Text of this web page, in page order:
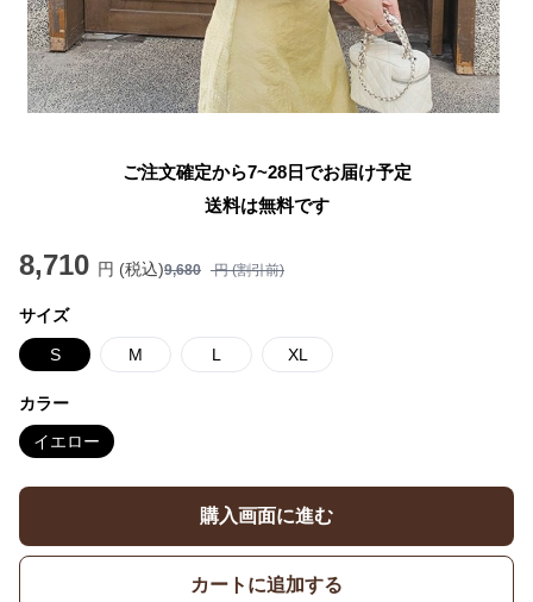
ご注文確定から7~28日でお届け予定
送料は無料です
8,710 円 (税込)9,680 円 (割引前)
サイズ
S M L XL
カラー
イエロー
購入画面に進む
カートに追加する